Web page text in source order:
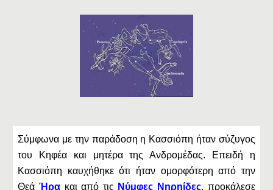
Σύμφωνα με την παράδοση η Κασσιόπη ήταν σύζυγος
του Κηφέα και μητέρα της Ανδρομέδας. Επειδή η
Κασσιόπη καυχήθηκε ότι ήταν ομορφότερη από την
ΘεάΉρα και από τις Νύμφες Νηρηίδες, προκάλεσε